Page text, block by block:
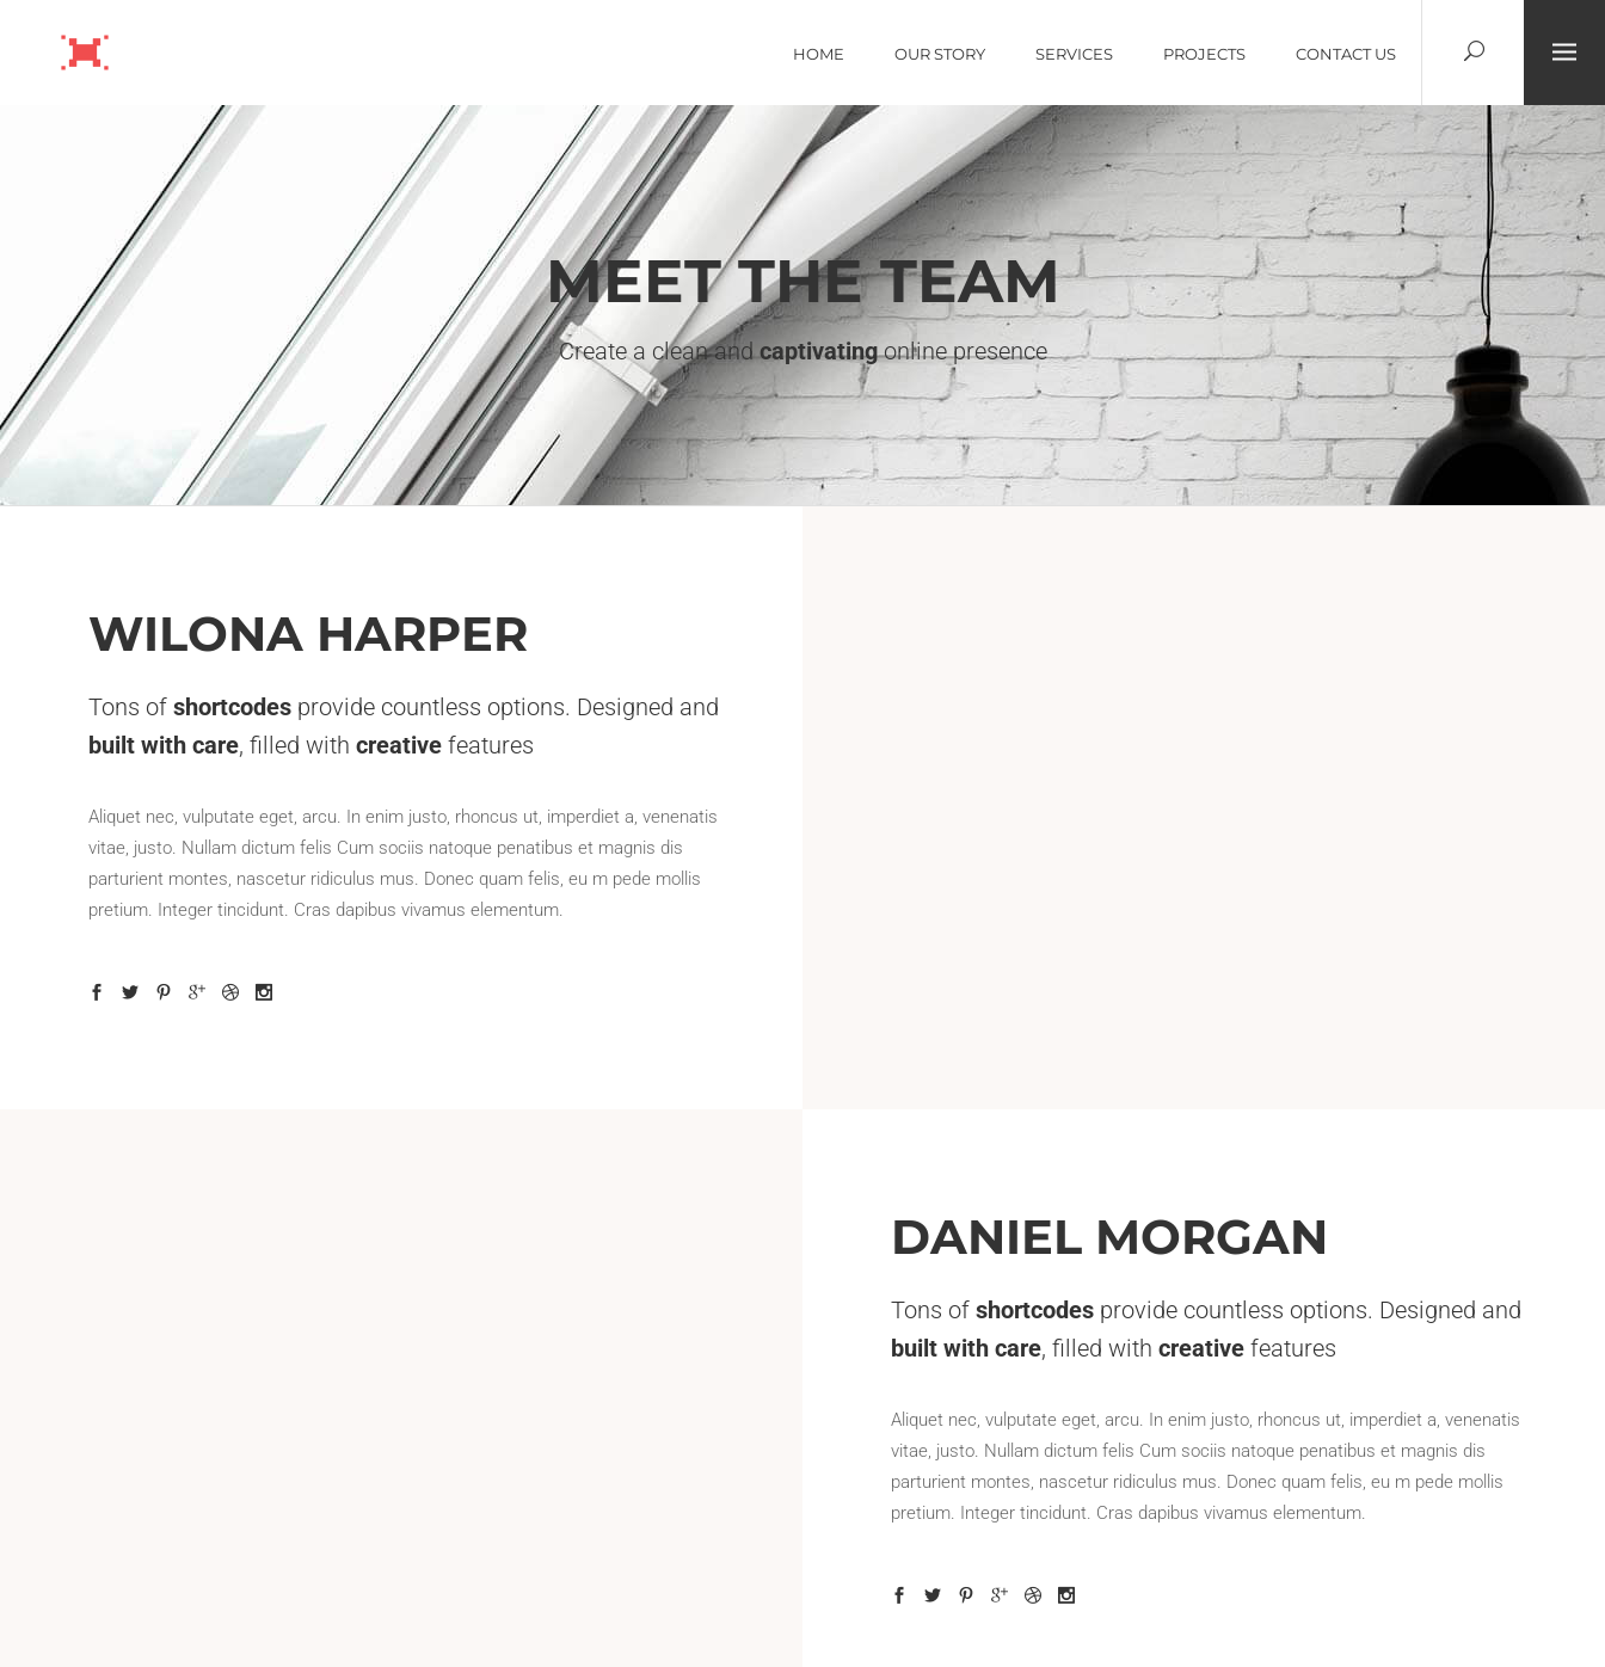
HOME OUR STORY SERVICES PROJECTS CONTACT US
MEET THE TEAM
Create a clean and captivatingonline presence
WILONA HARPER
Tons of shortcodesprovide countless options. Designed and
built with care, filled with creative features
Aliquet nec, vulputate eget, arcu. In enim justo, rhoncus ut, imperdiet a, venenatis
vitae, justo. Nullam dictum felis Cum sociis natoque penatibus et magnis dis
parturient montes, nascetur ridiculus mus. Donec quam felis, eu m pede mollis
pretium. Integer tincidunt. Cras dapibus vivamus elementum.
DANIEL MORGAN
Tons of shortcodesprovide countless options. Designed and
built with care, filled with creative features
Aliquet nec, vulputate eget, arcu. In enim justo, rhoncus ut, imperdiet a, venenatis
vitae, justo. Nullam dictum felis Cum sociis natoque penatibus et magnis dis
parturient montes, nascetur ridiculus mus. Donec quam felis, eu m pede mollis
pretium. Integer tincidunt. Cras dapibus vivamus elementum.